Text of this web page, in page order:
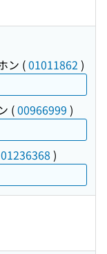
ン (01011862 )
(00966999 )
01236368 )